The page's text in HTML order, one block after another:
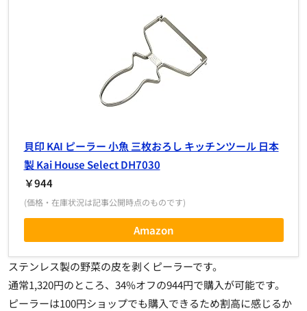
貝印 KAI ピーラー 小魚 三枚おろし キッチンツール 日本
製 Kai House Select DH7030
￥944
(価格・在庫状況は記事公開時点のものです)
Amazon
ステンレス製の野菜の皮を剥くピーラーです。
通常1,320円のところ、34%オフの944円で購入が可能です。
ピーラーは100円ショップでも購入できるため割高に感じるか